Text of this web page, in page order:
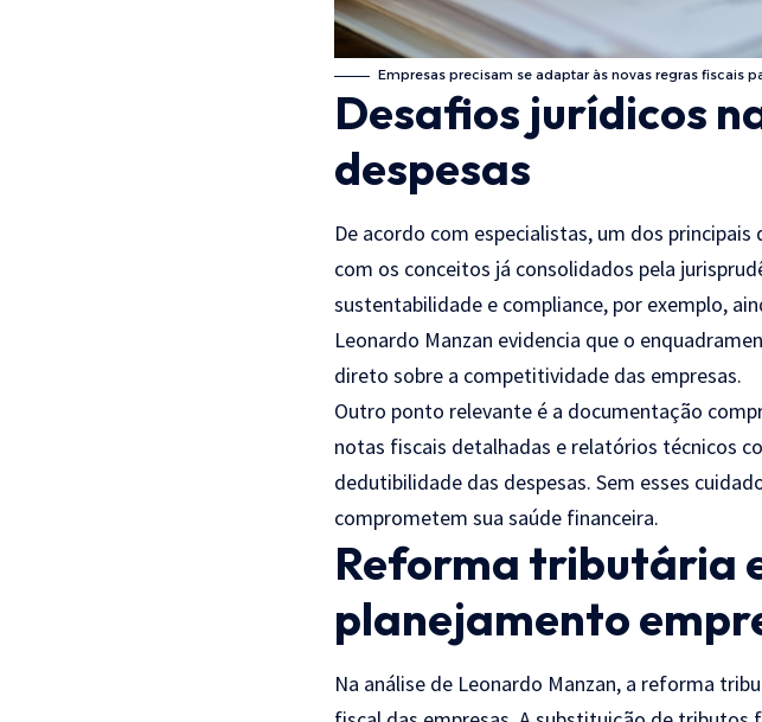
Empresas precisam se adaptar às novas regras fiscais
Desafios jurídicos
despesas
De acordo com especialistas, um dos
com os conceitos já consolidados pela
sustentabilidade e compliance, por exemplo,
Leonardo Manzan evidencia que o
direto sobre a competitividade das empresas.
Outro ponto relevante é a documentação
notas fiscais detalhadas e relatórios técnicos
dedutibilidade das despesas. Sem esses
comprometem sua saúde financeira.
Reforma tributária
planejamento
Na análise de Leonardo Manzan, a reforma